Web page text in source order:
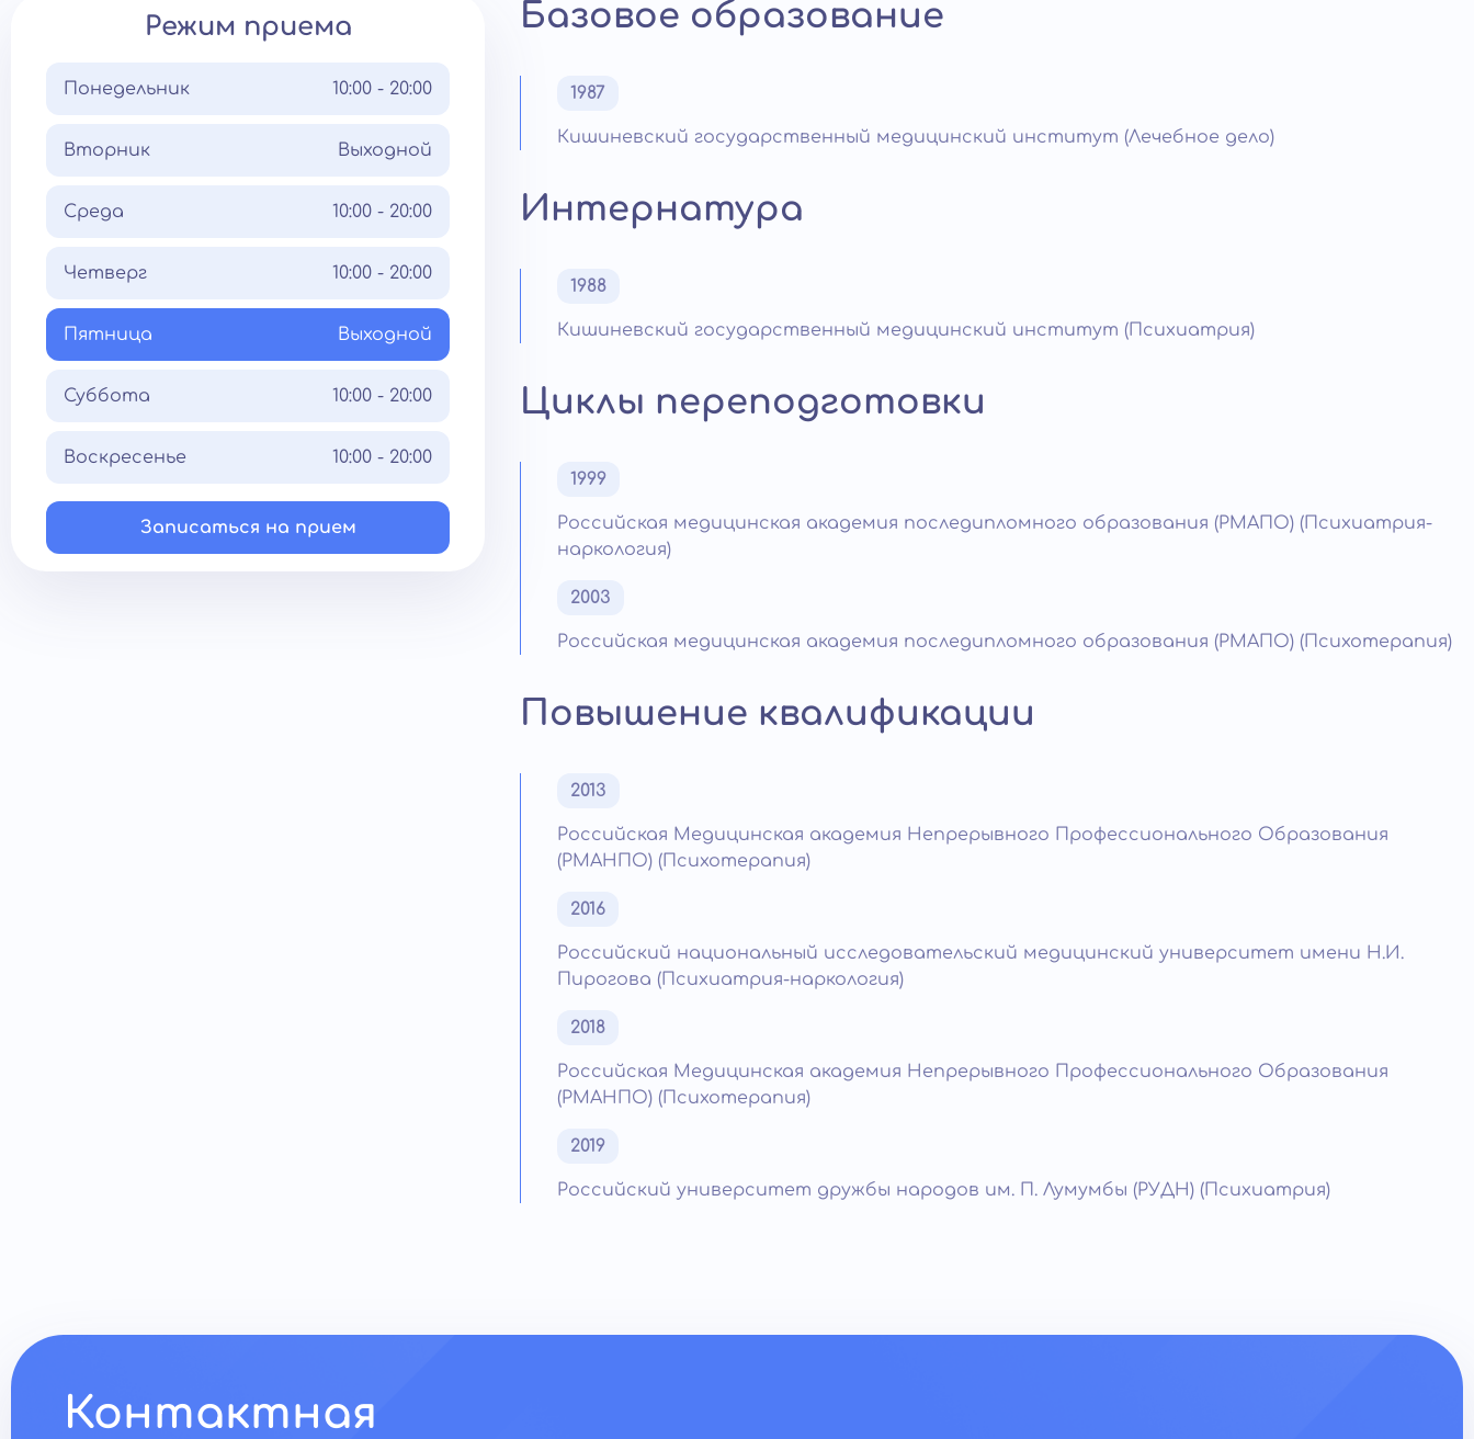
Режим приема
Понедельник 10:00 - 20:00
Вторник Выходной
Среда 10:00 - 20:00
Четверг 10:00 - 20:00
Пятница Выходной
Суббота 10:00 - 20:00
Воскресенье 10:00 - 20:00
Записаться на прием
Базовое образование
1987
Кишиневский государственный медицинский институт (Лечебное дело)
Интернатура
1988
Кишиневский государственный медицинский институт (Психиатрия)
Циклы переподготовки
1999
Российская медицинская академия последипломного образования (РМАПО) (Психиатрия-
наркология)
2003
Российская медицинская академия последипломного образования (РМАПО) (Психотерапия)
Повышение квалификации
2013
Российская Медицинская академия Непрерывного Профессионального Образования
(РМАНПО) (Психотерапия)
2016
Российский национальный исследовательский медицинский университет имени Н.И.
Пирогова (Психиатрия-наркология)
2018
Российская Медицинская академия Непрерывного Профессионального Образования
(РМАНПО) (Психотерапия)
2019
Российский университет дружбы народов им. П. Лумумбы (РУДН) (Психиатрия)
Контактная